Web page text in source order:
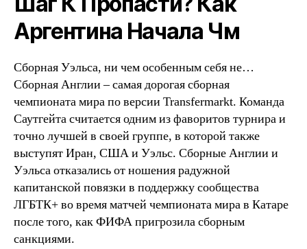
Аргентина Начала Чм
Сборная Уэльса, ни чем особенным себя не…
Сборная Англии – самая дорогая сборная
чемпионата мира по версии Transfermarkt. Команда
Саутгейта считается одним из фаворитов турнира и
точно лучшей в своей группе, в которой также
выступят Иран, США и Уэльс. Сборные Англии и
Уэльса отказались от ношения радужной
капитанской повязки в поддержку сообщества
ЛГБТК+ во время матчей чемпионата мира в Катаре
после того, как ФИФА пригрозила сборным
санкциями.